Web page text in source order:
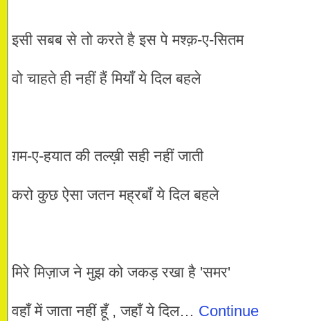
इसी सबब से तो करते है इस पे मश्क़-ए-सितम
वो चाहते ही नहीं हैं मियाँ ये दिल बहले
ग़म-ए-हयात की तल्ख़ी सही नहीं जाती
करो कुछ ऐसा जतन मह्रबाँ ये दिल बहले
मिरे मिज़ाज ने मुझ को जकड़ रखा है 'समर'
वहाँ में जाता नहीं हूँ , जहाँ ये दिल… Continue